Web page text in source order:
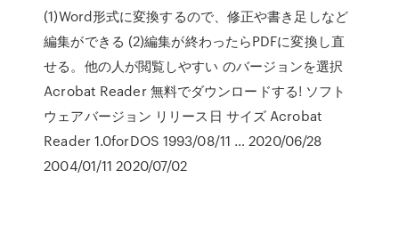
(1)Word形式に変換するので、修正や書き足しなど
編集ができる (2)編集が終わったらPDFに変換し直
せる。他の人が閲覧しやすい のバージョンを選択
Acrobat Reader 無料でダウンロードする! ソフト
ウェアバージョン リリース日 サイズ Acrobat
Reader 1.0forDOS 1993/08/11 … 2020/06/28
2004/01/11 2020/07/02